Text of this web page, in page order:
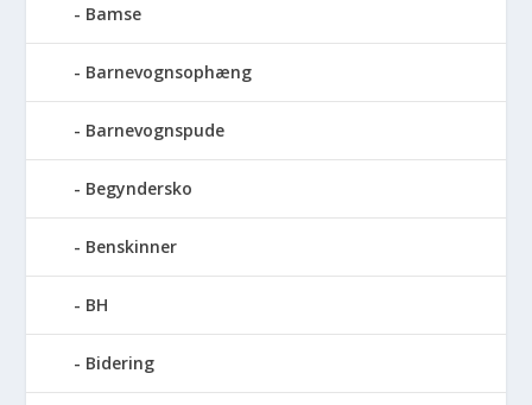
Bamse
Barnevognsophæng
Barnevognspude
Begyndersko
Benskinner
BH
Bidering